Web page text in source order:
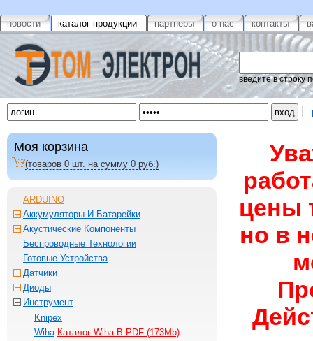
новости каталог продукции партнеры о нас контакты
введите в строку
цены
но в
Моя корзина
(товаров 0 шт. на сумму 0 руб.)
ARDUINO
Аккумуляторы И Батарейки
Акустические Компоненты
Беспроводные Технологии
Готовые Устройства
Датчики
Диоды
Инструмент
Knipex
Wiha Каталог Wiha В PDF (173Mb)